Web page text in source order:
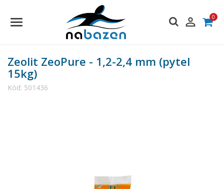
 0
Zeolit ZeoPure - 1,2-2,4 mm (pytel
15kg)
Kód: 501436